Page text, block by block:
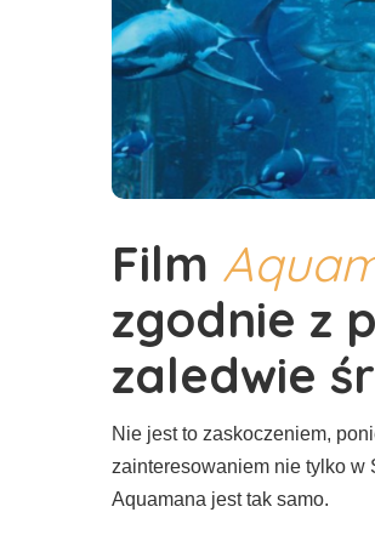
Film
zgodnie z
zaledwie
Nie jest to zaskoczeniem,
zainteresowaniem nie tylko w
Aquamana jest tak samo.